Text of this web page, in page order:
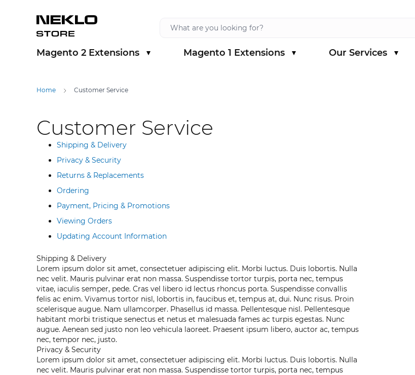
Show submenu for Magento 2 Extensions category
Magento 2 Extensions
Show submenu for Magento 1 Extensions category
Magento 1 Extensions Our Services
Home Customer Service
Customer Service
Shipping & Delivery
Privacy & Security
Returns & Replacements
Ordering
Payment, Pricing & Promotions
Viewing Orders
Updating Account Information
Shipping & Delivery
Lorem ipsum dolor sit amet, consectetuer adipiscing elit. Morbi luctus. Duis lobortis. Nulla
nec velit. Mauris pulvinar erat non massa. Suspendisse tortor turpis, porta nec, tempus
vitae, iaculis semper, pede. Cras vel libero id lectus rhoncus porta. Suspendisse convallis
felis ac enim. Vivamus tortor nisl, lobortis in, faucibus et, tempus at, dui. Nunc risus. Proin
scelerisque augue. Nam ullamcorper. Phasellus id massa. Pellentesque nisl. Pellentesque
habitant morbi tristique senectus et netus et malesuada fames ac turpis egestas. Nunc
augue. Aenean sed justo non leo vehicula laoreet. Praesent ipsum libero, auctor ac, tempus
nec, tempor nec, justo.
Privacy & Security
Lorem ipsum dolor sit amet, consectetuer adipiscing elit. Morbi luctus. Duis lobortis. Nulla
nec velit. Mauris pulvinar erat non massa. Suspendisse tortor turpis, porta nec, tempus